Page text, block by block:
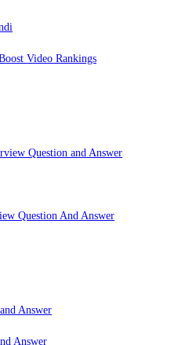
Question And Answer
Answer